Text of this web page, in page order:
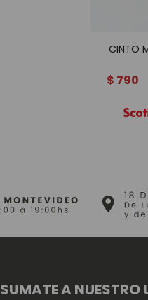
CINTO
$ 790
SUMATE A